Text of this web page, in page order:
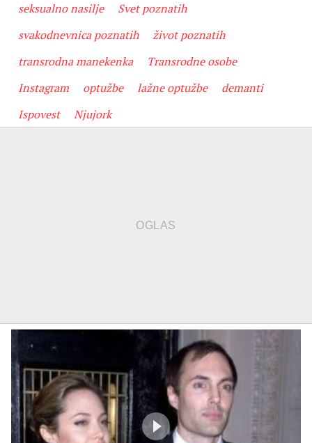
seksualno nasilje
Svet poznatih
svakodnevnica poznatih
život poznatih
transrodna manekenka
Transrodne osobe
Instagram
optužbe lažne optužbe
demanti
Ispovest
Njujork